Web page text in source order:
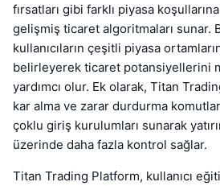
fırsatları gibi farklı piyasa
gelişmiş ticaret algoritmaları sunar.
kullanıcıların çeşitli piyasa
belirleyerek ticaret potansiyellerini
yardımcı olur. Ek olarak, Titan
kar alma ve zarar durdurma
çoklu giriş kurulumları sunarak
üzerinde daha fazla kontrol sağlar.
Titan Trading Platform, kullanıcı